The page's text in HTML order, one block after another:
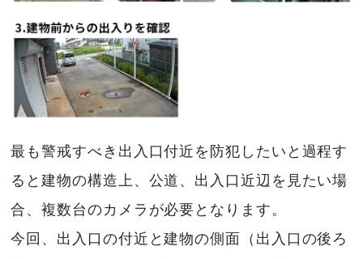
最も警戒すべき出入口付近を防犯したいと過程す
ると建物の構造上、公道、出入口近辺を見たい場
合、複数台のカメラが必要となります。
今回、出入口の付近と建物の側面（出入口の後ろ